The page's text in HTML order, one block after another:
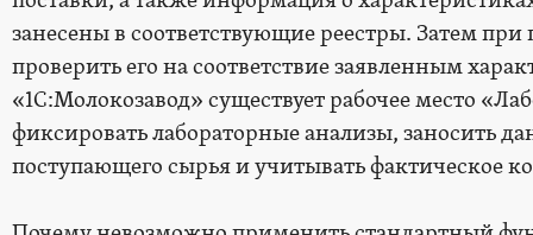
занесены в соответствующие реестры. Затем
проверить его на соответствие заявленным
«1С:Молокозавод» существует рабочее место
фиксировать лабораторные анализы, заносить
поступающего сырья и учитывать фактическое